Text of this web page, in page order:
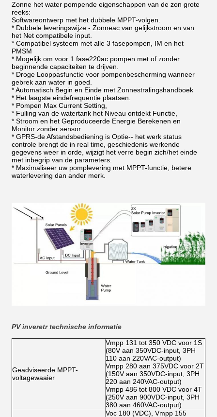
Zonne het water pompende eigenschappen van de zon grote
reeks:
Softwareontwerp met het dubbele MPPT-volgen.
* Dubbele leveringswijze - Zonneac van gelijkstroom en van
het Net compatibele input.
* Compatibel systeem met alle 3 fasepompen, IM en het
PMSM
* Mogelijk om voor 1 fase220ac pompen met of zonder
beginnende capaciteiten te drijven.
* Droge Looppasfunctie voor pompenbescherming wanneer
gebrek aan water in goed.
* Automatisch Begin en Einde met Zonnestralingshandboek
* Het laagste eindefrequentie plaatsen.
* Pompen Max Current Setting,
* Fulling van de watertank het Niveau ontdekt Functie,
* Stroom en het Geproduceerde Energie Berekenen en
Monitor zonder sensor
* GPRS-de Afstandsbediening is Optie-- het werk status
controle brengt de in real time, geschiedenis werkende
gegevens weer in orde, wijzigt het verre begin zich/het einde
met inbegrip van de parameters.
* Maximaliseer uw pomplevering met MPPT-functie, betere
waterlevering dan ander merk.
PV inveretr technische informatie
Geadviseerde MPPT-
voltagewaaier
Vmpp 131 tot 350 VDC voor 1S
(80V aan 350VDC-input, 3PH
110 aan 220VAC-output)
Vmpp 280 aan 375VDC voor 2T
(150V aan 350VDC-input, 3PH
220 aan 240VAC-output)
Vmpp 486 tot 800 VDC voor 4T
(250V aan 900VDC-input, 3PH
380 aan 460VAC-output)
Voc 180 (VDC), Vmpp 155